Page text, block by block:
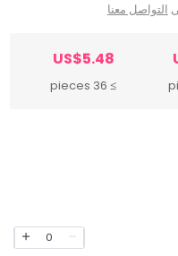
التواصل معنا
US$5.48
≥ 36 pieces
0